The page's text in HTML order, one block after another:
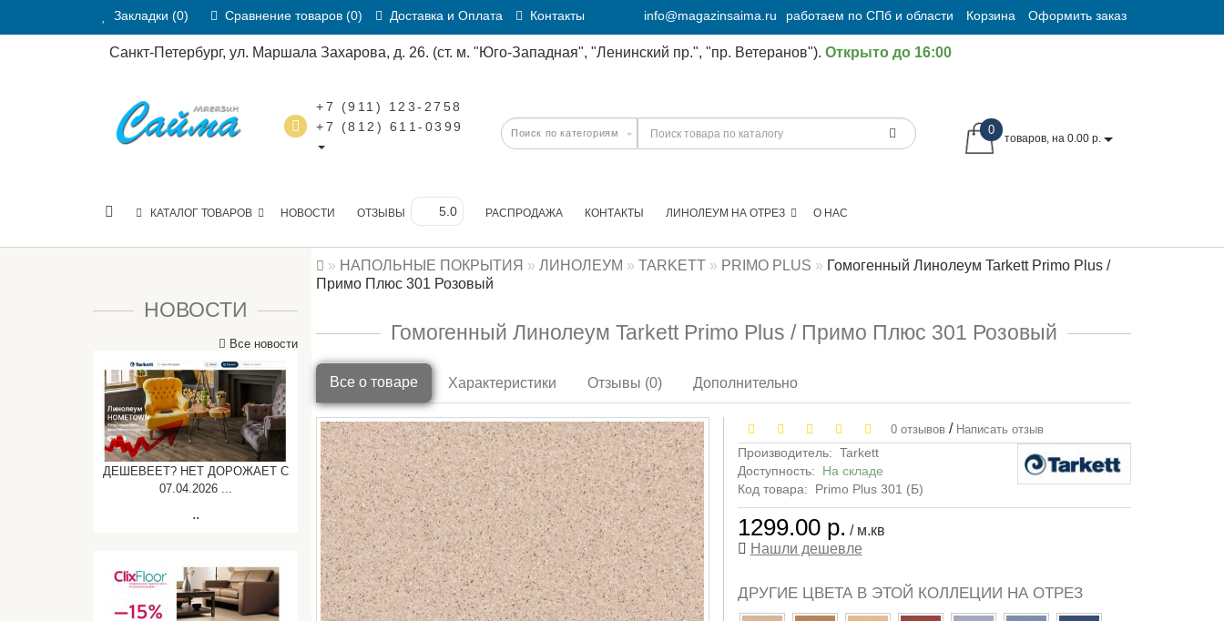
Закладки (0) Сравнение товаров (0) Доставка и Оплата Контакты info@magazinsaima.ru работаем по СПб и области Корзина Оформить заказ
Санкт-Петербург, ул. Маршала Захарова, д. 26. (ст. м. "Юго-Западная", "Ленинский пр.", "пр. Ветеранов"). Открыто до 16:00
+7 (911) 123-2758
+7 (812) 611-0399
0
товаров, на 0.00 р.
КАТАЛОГ ТОВАРОВ НОВОСТИ ОТЗЫВЫ РАСПРОДАЖА КОНТАКТЫ О НАС
ЛИНОЛЕУМ НА ОТРЕЗ
НОВОСТИ
Все новости
ДЕШЕВЕЕТ? НЕТ ДОРОЖАЕТ C
07.04.2026 ...
..
НАПОЛЬНЫЕ ПОКРЫТИЯ ЛИНОЛЕУМ TARKETT PRIMO PLUS
Гомогенный Линолеум Tarkett Primo Plus /
Примо Плюс 301 Розовый
Гомогенный Линолеум Tarkett Primo Plus / Примо Плюс 301 Розовый
Все о товаре Характеристики Отзывы (0) Дополнительно
0 отзывов / Написать отзыв
Производитель: Tarkett
Доступность: На складе
Код товара:
Primo Plus 301 (Б)
1299.00 р. / м.кв
Нашли дешевле
ДРУГИЕ ЦВЕТА В ЭТОЙ КОЛЛЕЦИИ НА ОТРЕЗ